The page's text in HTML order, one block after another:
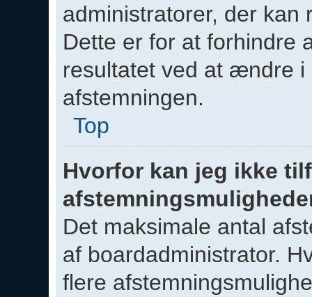
administratorer, der kan
Dette er for at forhindre
resultatet ved at ændre i
afstemningen.
Top
Hvorfor kan jeg ikke
Det maksimale antal
af boardadministrator.
flere